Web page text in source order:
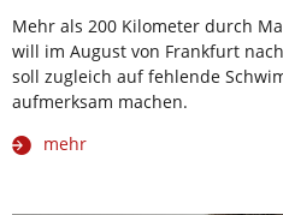
Mehr als 200 Kilometer durch
will im August von Frankfurt
soll zugleich auf fehlende
aufmerksam machen.
mehr